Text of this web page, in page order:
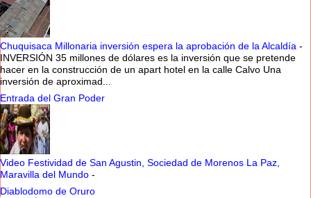
Chuquisaca Millonaria inversión espera la aprobación de la Alcaldía -
INVERSIÓN 35 millones de dólares es la inversión que se pretende
hacer en la construcción de un apart hotel en la calle Calvo Una
inversión de aproximad...
Entrada del Gran Poder
Video Festividad de San Agustin, Sociedad de Morenos La Paz,
Maravilla del Mundo -
Diablodomo de Oruro